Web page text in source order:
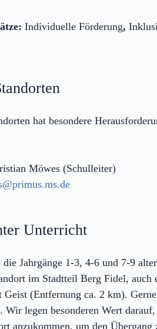
Individuelle Förderung,
hat besondere
Möwes (Schulleiter)
Unterricht
Jahrgänge 1-3, 4-6 und 7-9
im Stadtteil Berg Fidel,
Geist (Entfernung ca. 2 km).
Wir legen besonderen Wert
anzukommen, um den